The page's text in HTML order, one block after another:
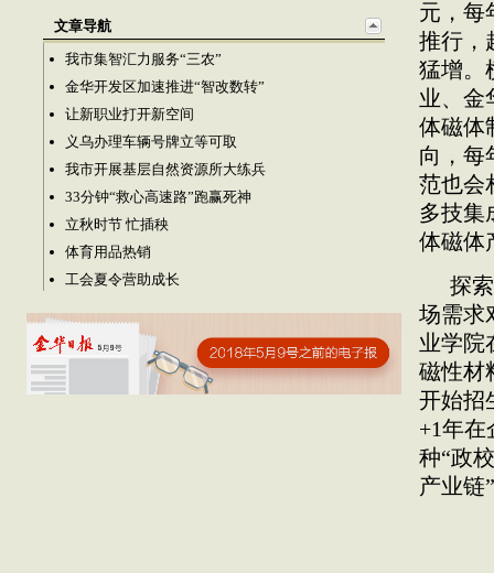
文章导航
我市集智汇力服务“三农”
金华开发区加速推进“智改数转”
让新职业打开新空间
义乌办理车辆号牌立等可取
我市开展基层自然资源所大练兵
33分钟“救心高速路”跑赢死神
立秋时节 忙插秧
体育用品热销
工会夏令营助成长
元，每
推行，
猛增。
业、金
体磁体
向，每
范也会
多技集
体磁体
探
场需求
业学院
磁性材
开始招
+1年在
种“政
产业链